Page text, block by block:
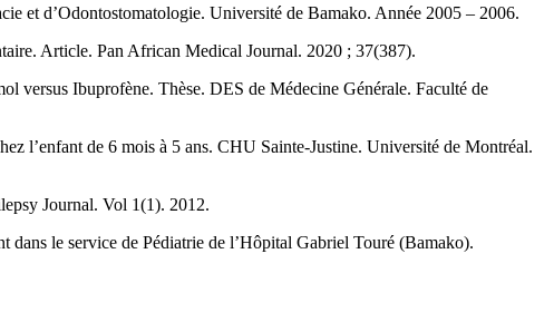
et d’Odontostomatologie. Université de Bamako. Année 2005 – 2006.
Article. Pan African Medical Journal. 2020 ; 37(387).
versus Ibuprofène. Thèse. DES de Médecine Générale. Faculté de
l’enfant de 6 mois à 5 ans. CHU Sainte-Justine. Université de Montréal.
Journal. Vol 1(1). 2012.
le service de Pédiatrie de l’Hôpital Gabriel Touré (Bamako).